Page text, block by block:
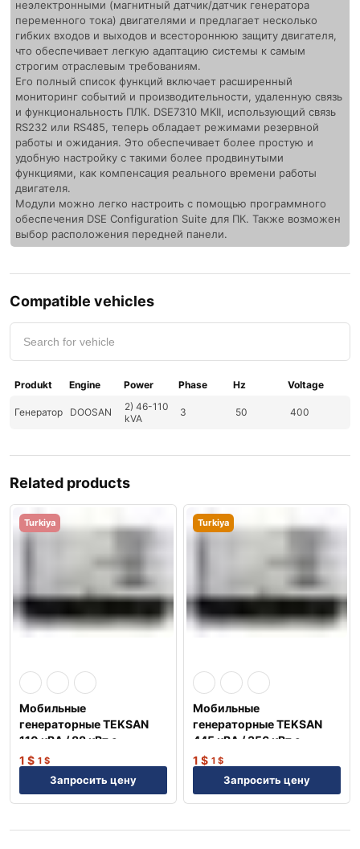
неэлектронными (магнитный датчик/датчик генератора
переменного тока) двигателями и предлагает несколько
гибких входов и выходов и всестороннюю защиту двигателя,
что обеспечивает легкую адаптацию системы к самым
строгим отраслевым требованиям.
Его полный список функций включает расширенный
мониторинг событий и производительности, удаленную связь
и функциональность ПЛК. DSE7310 MKII, использующий связь
RS232 или RS485, теперь обладает режимами резервной
работы и ожидания. Это обеспечивает более простую и
удобную настройку с такими более продвинутыми
функциями, как компенсация реального времени работы
двигателя.
Модули можно легко настроить с помощью программного
обеспечения DSE Configuration Suite для ПК. Также возможен
выбор расположения передней панели.
Compatible vehicles
Produkt Engine Power Phase Hz Voltage
Генератор DOOSAN
2) 46-110
kVA
3 50 400
Related products
Turkiya
Мобильные
генераторные TEKSAN
110 кВА / 88 кВт с
двигателем PERKINS
Англия
1 $ 1 $
Запросить цену
Turkiya
Мобильные
генераторные TEKSAN
445 кВА / 356 кВт с
двигателем VOLVO
Швеция
1 $ 1 $
Запросить цену